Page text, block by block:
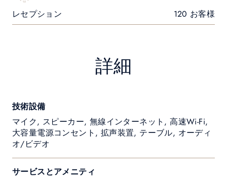
レセプション 120 お客様
詳細
技術設備
マイク, スピーカー, 無線インターネット, 高速Wi-Fi,
大容量電源コンセント, 拡声装置, テーブル, オーディ
オ/ビデオ
サービスとアメニティ